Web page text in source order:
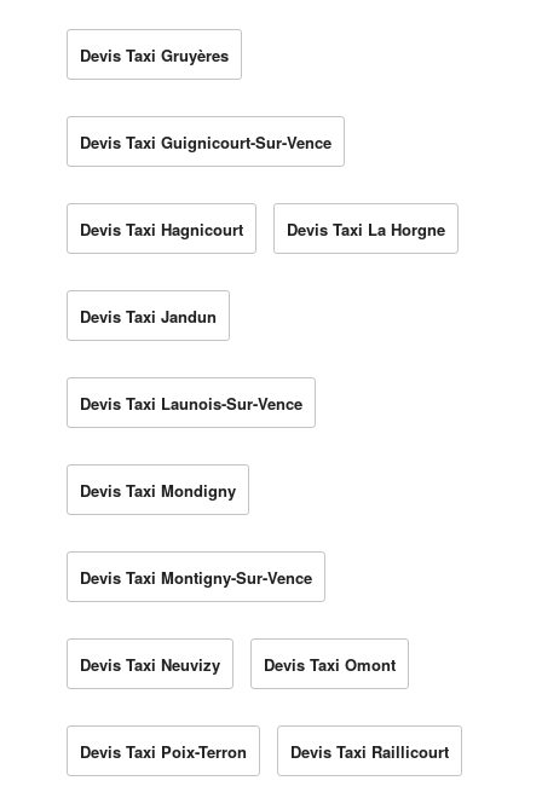
Devis Taxi Gruyères
Devis Taxi Guignicourt-Sur-Vence
Devis Taxi Hagnicourt Devis Taxi La Horgne
Devis Taxi Jandun
Devis Taxi Launois-Sur-Vence
Devis Taxi Mondigny
Devis Taxi Montigny-Sur-Vence
Devis Taxi Neuvizy Devis Taxi Omont
Devis Taxi Poix-Terron Devis Taxi Raillicourt